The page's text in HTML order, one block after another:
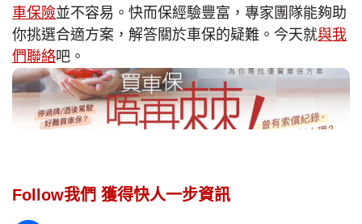
車保險並不容易。快而保經驗豐富，專家團隊能夠助
你挑選合適方案，解答關於車保的疑難。今天就與我
們聯絡吧。
Follow我們 獲得快人一步資訊